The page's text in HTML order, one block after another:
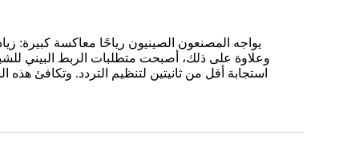
استجابة أقل من ثانيتين لتنظيم التردد. وتكافئ هذه